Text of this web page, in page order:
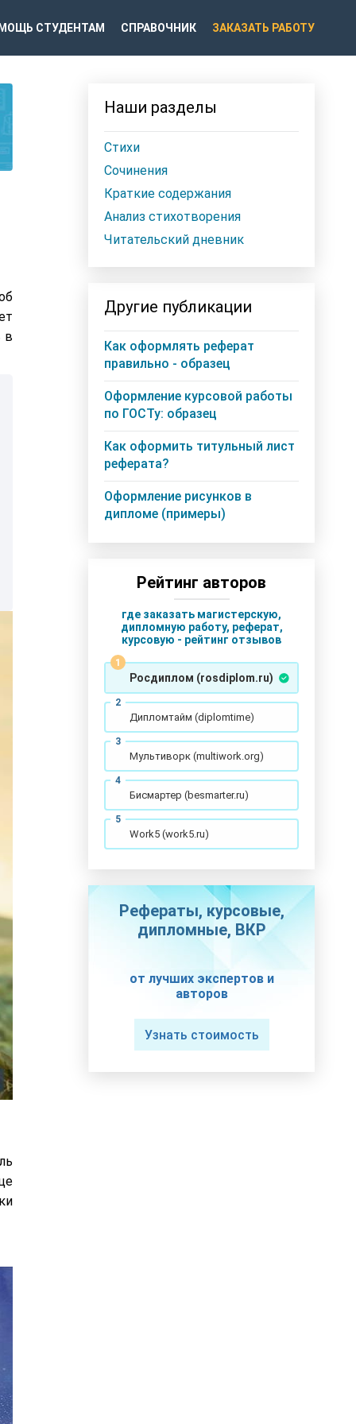
СТУДЕНТАМ СПРАВОЧНИК ЗАКАЗАТЬ РАБОТУ
в
Наши разделы
Стихи
Сочинения
Краткие содержания
Анализ стихотворения
Читательский дневник
Другие публикации
Как оформлять реферат
правильно - образец
Оформление курсовой работы
по ГОСТу: образец
Как оформить титульный лист
реферата?
Оформление рисунков в
дипломе (примеры)
Рейтинг авторов
где заказать магистерскую,
дипломную работу, реферат,
курсовую - рейтинг отзывов
Росдиплом (rosdiplom.ru)
Дипломтайм (diplomtime)
Мультиворк (multiwork.org)
Бисмартер (besmarter.ru)
Work5 (work5.ru)
Рефераты, курсовые,
дипломные, ВКР
от лучших экспертов и
авторов
Узнать стоимость